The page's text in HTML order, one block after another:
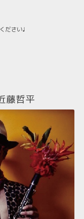
ださい♩
藤哲平